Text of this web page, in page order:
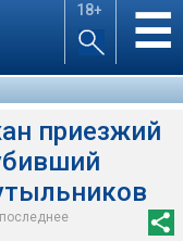
18+ ☰
приезжий